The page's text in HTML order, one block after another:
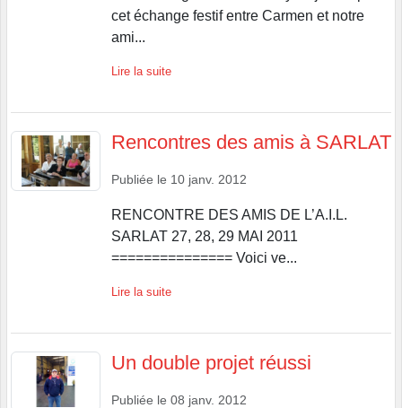
cet échange festif entre Carmen et notre
ami...
Lire la suite
Rencontres des amis à SARLAT
Publiée le 10 janv. 2012
RENCONTRE DES AMIS DE L’A.I.L.
SARLAT 27, 28, 29 MAI 2011
=============== Voici ve...
Lire la suite
Un double projet réussi
Publiée le 08 janv. 2012